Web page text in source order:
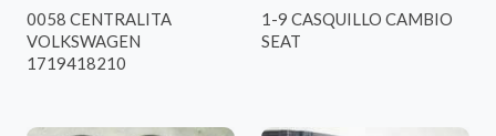
0058 CENTRALITA
VOLKSWAGEN
1719418210
1-9 CASQUILLO CAMBIO
SEAT